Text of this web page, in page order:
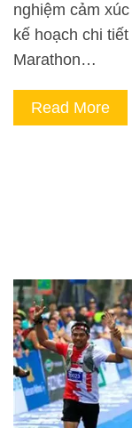
nghiệm cảm
kế hoạch chi
Marathon…
Read More